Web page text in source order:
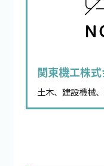
関東機工株
土木、建設機械